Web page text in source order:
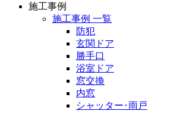
施工事例
施工事例 一覧
防犯
玄関ドア
勝手口
浴室ドア
窓交換
内窓
シャッター･雨戸